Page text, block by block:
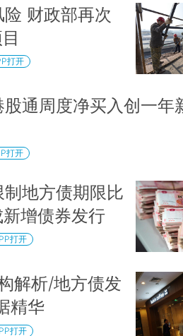
财政部再次
打开
股通周度净买入创一
打开
地方债期限比
增债券发行
打开
解析/地方债发
精华
打开